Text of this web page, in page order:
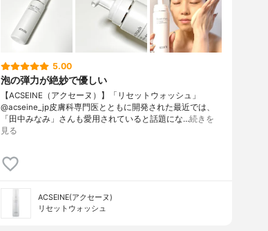
5.00
泡の弾力が絶妙で優しい
【ACSEINE（アクセーヌ）】「リセットウォッシュ」
@acseine_jp皮膚科専門医とともに開発された最近では、
「田中みなみ」さんも愛用されていると話題にな…続きを
見る
ACSEINE(アクセーヌ)
リセットウォッシュ